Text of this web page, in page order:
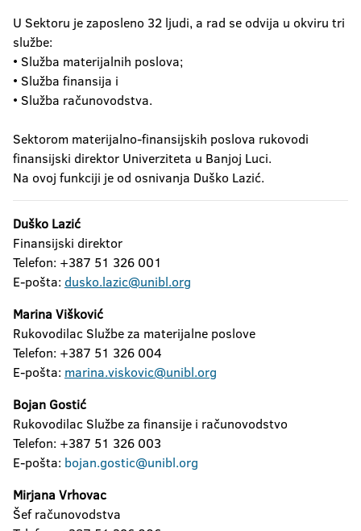
U Sektoru je zaposleno 32 ljudi, a rad se odvija u okviru tri
službe:
• Služba materijalnih poslova;
• Služba finansija i
• Služba računovodstva.
Sektorom materijalno-finansijskih poslova rukovodi
finansijski direktor Univerziteta u Banjoj Luci.
Na ovoj funkciji je od osnivanja Duško Lazić.
Duško Lazić
Finansijski direktor
Telefon: +387 51 326 001
E-pošta: dusko.lazic@unibl.org
Marina Višković
Rukovodilac Službe za materijalne poslove
Telefon: +387 51 326 004
E-pošta: marina.viskovic@unibl.org
Bojan Gostić
Rukovodilac Službe za finansije i računovodstvo
Telefon: +387 51 326 003
E-pošta: bojan.gostic@unibl.org
Mirjana Vrhovac
Šef računovodstva